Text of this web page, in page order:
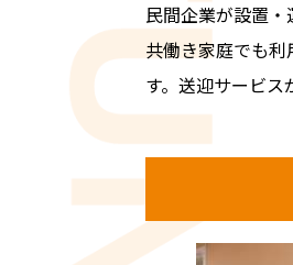
民間企業が設置
共働き家庭でも
す。送迎サービス